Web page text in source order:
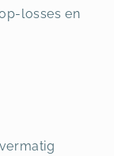
losses en